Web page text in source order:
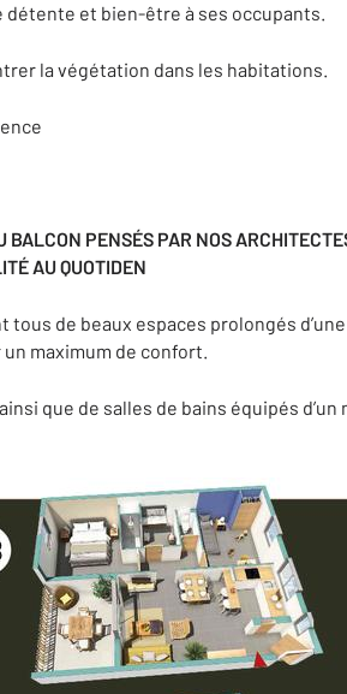
détente et bien-être à ses occupants.
la végétation dans les habitations.
PENSÉS PAR NOS
AU QUOTIDEN
de beaux espaces prolongés d’une
maximum de confort.
que de salles de bains équipés